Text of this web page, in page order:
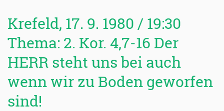
Krefeld, 17. 9. 1980 / 19:30
Thema: 2. Kor. 4,7-16 Der
HERR steht uns bei auch
wenn wir zu Boden geworfen
sind!